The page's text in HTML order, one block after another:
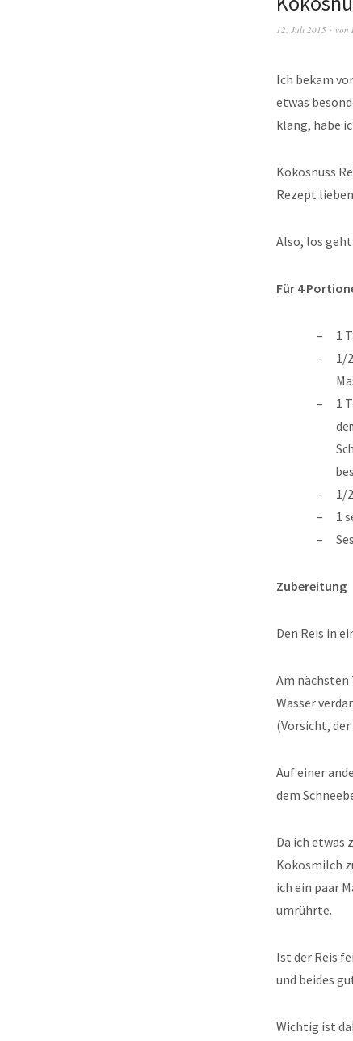
12. Juli 2015 von
Ich bekam
etwas
klang, habe
Kokosnuss
Rezept
Also, los
Für 4
1
1/
1
1/
1
Zubereitung
Den Reis in
Am nächsten
Wasser
(Vorsicht,
Auf einer
dem
Da ich etwas
Kokosmilch
ich ein paar
umrührte.
Ist der Reis
und beides
Wichtig ist